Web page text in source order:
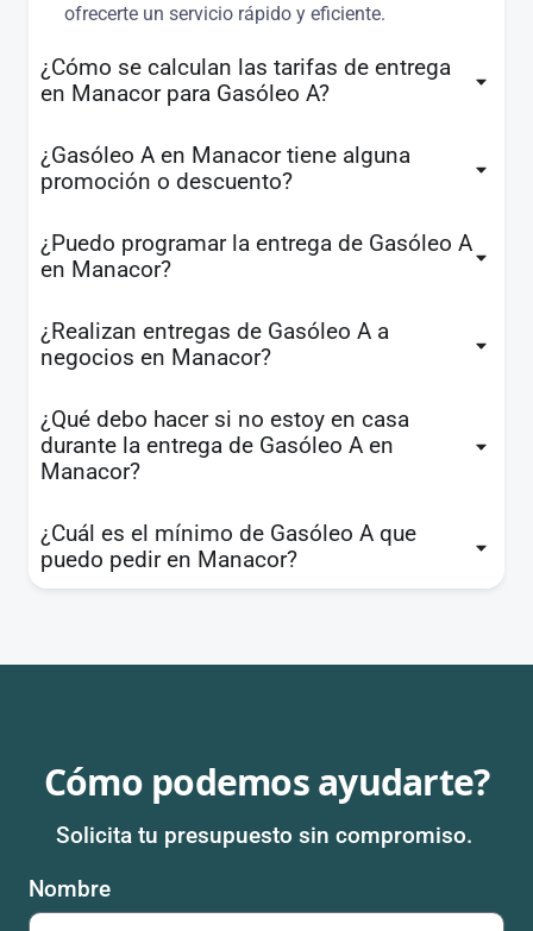
ofrecerte un servicio rápido y eficiente.
¿Cómo se calculan las tarifas de entrega
en Manacor para Gasóleo A?
¿Gasóleo A en Manacor tiene alguna
promoción o descuento?
¿Puedo programar la entrega de Gasóleo A
en Manacor?
¿Realizan entregas de Gasóleo A a
negocios en Manacor?
¿Qué debo hacer si no estoy en casa
durante la entrega de Gasóleo A en
Manacor?
¿Cuál es el mínimo de Gasóleo A que
puedo pedir en Manacor?
Cómo podemos ayudarte?
Solicita tu presupuesto sin compromiso.
Nombre